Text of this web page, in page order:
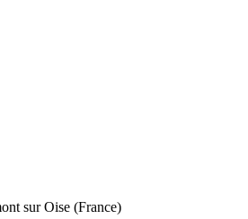
sur Oise (France)